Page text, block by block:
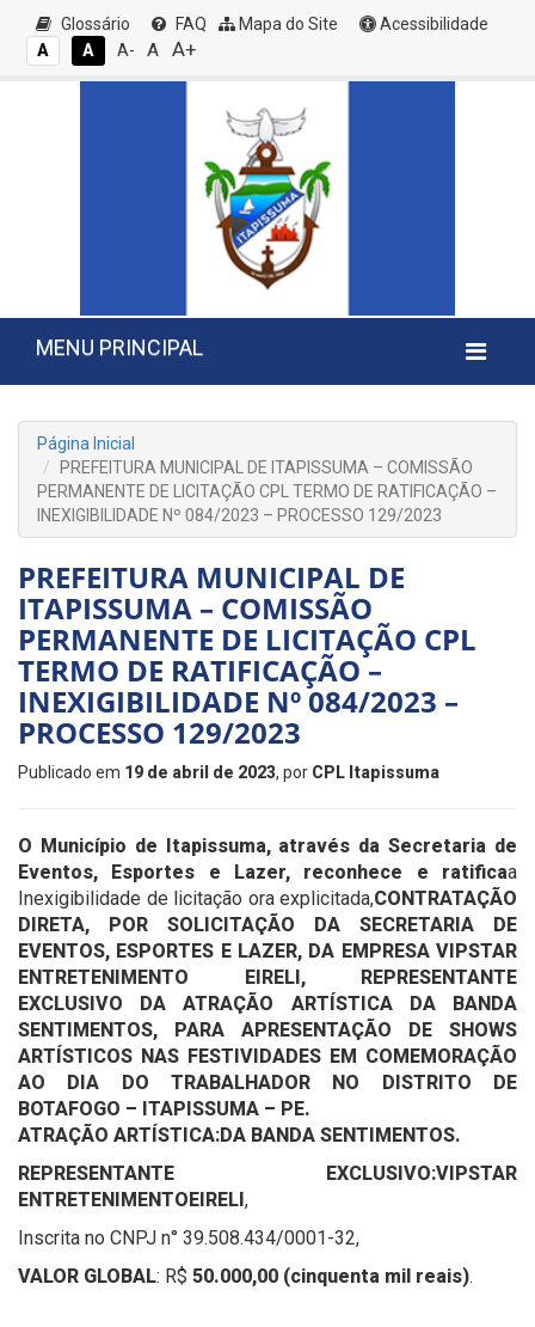
Glossário FAQ Mapa do Site
Acessibilidade
A
A A- A A+
MENU PRINCIPAL
Página Inicial
PREFEITURA MUNICIPAL DE ITAPISSUMA – COMISSÃO
PERMANENTE DE LICITAÇÃO CPL TERMO DE RATIFICAÇÃO –
INEXIGIBILIDADE Nº 084/2023 – PROCESSO 129/2023
PREFEITURA MUNICIPAL DE
ITAPISSUMA – COMISSÃO
PERMANENTE DE LICITAÇÃO CPL
TERMO DE RATIFICAÇÃO –
INEXIGIBILIDADE Nº 084/2023 –
PROCESSO 129/2023
Publicado em 19 de abril de 2023, por CPL Itapissuma
O Município de Itapissuma, através da Secretaria de
Eventos, Esportes e Lazer, reconhece e ratificaa
Inexigibilidade de licitação ora explicitada,CONTRATAÇÃO
DIRETA, POR SOLICITAÇÃO DA SECRETARIA DE
EVENTOS, ESPORTES E LAZER, DA EMPRESA VIPSTAR
ENTRETENIMENTO EIRELI, REPRESENTANTE
EXCLUSIVO DA ATRAÇÃO ARTÍSTICA DA BANDA
SENTIMENTOS, PARA APRESENTAÇÃO DE SHOWS
ARTÍSTICOS NAS FESTIVIDADES EM COMEMORAÇÃO
AO DIA DO TRABALHADOR NO DISTRITO DE
BOTAFOGO – ITAPISSUMA – PE.
ATRAÇÃO ARTÍSTICA:DA BANDA SENTIMENTOS.
REPRESENTANTE EXCLUSIVO:VIPSTAR
ENTRETENIMENTOEIRELI,
Inscrita no CNPJ n° 39.508.434/0001-32,
VALOR GLOBAL: R$ 50.000,00 (cinquenta mil reais).